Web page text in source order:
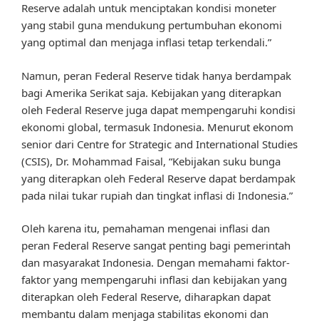
Reserve adalah untuk menciptakan kondisi moneter
yang stabil guna mendukung pertumbuhan ekonomi
yang optimal dan menjaga inflasi tetap terkendali.”
Namun, peran Federal Reserve tidak hanya berdampak
bagi Amerika Serikat saja. Kebijakan yang diterapkan
oleh Federal Reserve juga dapat mempengaruhi kondisi
ekonomi global, termasuk Indonesia. Menurut ekonom
senior dari Centre for Strategic and International Studies
(CSIS), Dr. Mohammad Faisal, “Kebijakan suku bunga
yang diterapkan oleh Federal Reserve dapat berdampak
pada nilai tukar rupiah dan tingkat inflasi di Indonesia.”
Oleh karena itu, pemahaman mengenai inflasi dan
peran Federal Reserve sangat penting bagi pemerintah
dan masyarakat Indonesia. Dengan memahami faktor-
faktor yang mempengaruhi inflasi dan kebijakan yang
diterapkan oleh Federal Reserve, diharapkan dapat
membantu dalam menjaga stabilitas ekonomi dan